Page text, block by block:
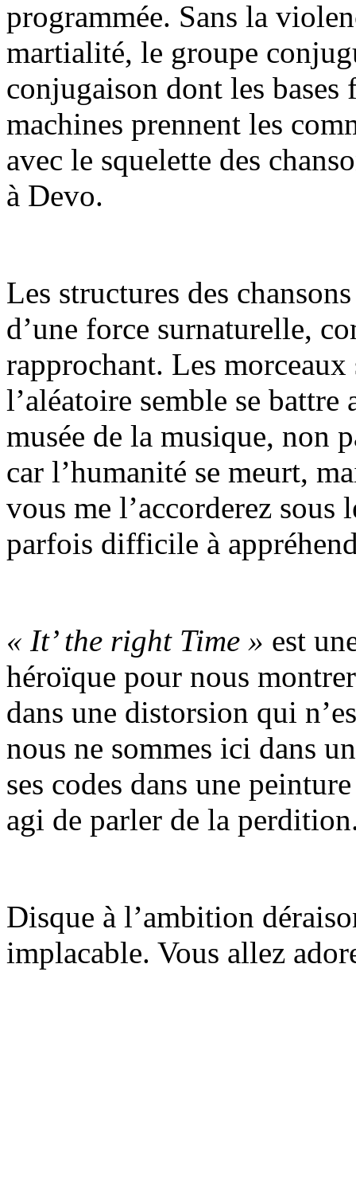
programmée. Sans la
martialité, le groupe
conjugaison dont les bases
machines prennent les
avec le squelette des
à Devo.
Les structures des
d’une force surnaturelle,
rapprochant. Les
l’aléatoire semble se battre
musée de la musique, non
car l’humanité se meurt,
vous me l’accorderez
parfois difficile à
« It’ the right Time » est
héroïque pour nous
dans une distorsion qui
nous ne sommes ici dans
ses codes dans une
agi de parler de la
Disque à l’ambition
implacable. Vous allez